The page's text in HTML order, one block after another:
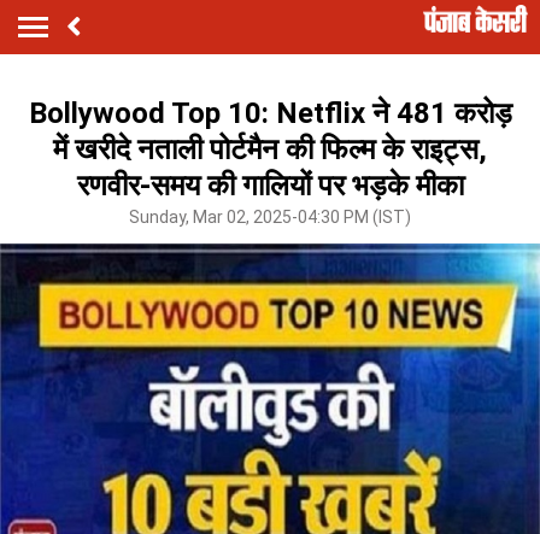
Bollywood Top 10: Netflix ने 481 करोड़
में खरीदे नताली पोर्टमैन की फिल्म के राइट्स,
रणवीर-समय की गालियों पर भड़के मीका
Sunday, Mar 02, 2025-04:30 PM (IST)